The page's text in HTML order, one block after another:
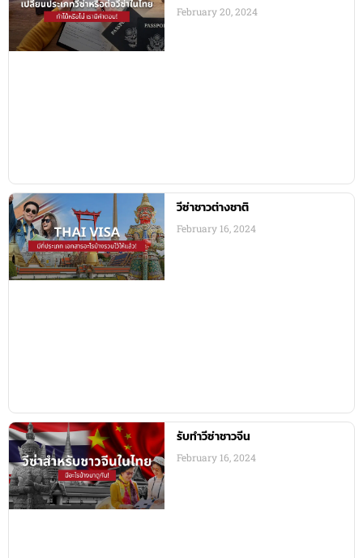
February 20, 2024
วีซ่าชาวต่างชาติ
February 16, 2024
รับทำวีซ่าชาวจีน
February 16, 2024